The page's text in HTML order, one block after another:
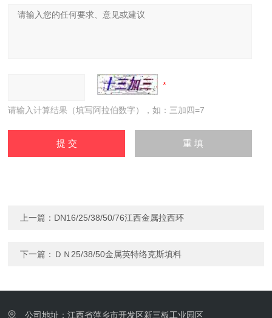
请输入计算结果（填写阿拉伯数字），如：三加四=7
上一篇： DN16/25/38/50/76江西金属拉西环
下一篇： ＤＮ25/38/50金属英特络克斯填料
公司地址：江西省萍乡市开发区新三板工业园区